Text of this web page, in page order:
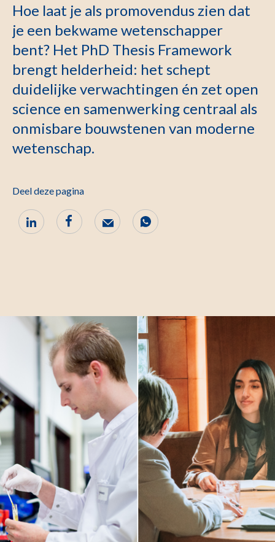
Hoe laat je als promovendus zien dat
je een bekwame wetenschapper
bent? Het PhD Thesis Framework
brengt helderheid: het schept
duidelijke verwachtingen én zet open
science en samenwerking centraal als
onmisbare bouwstenen van moderne
wetenschap.
Deel deze pagina